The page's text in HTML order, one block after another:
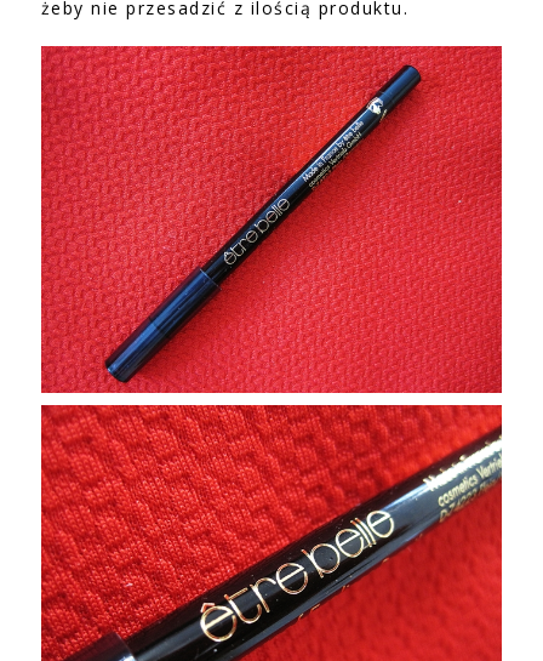
żeby nie przesadzić z ilością produktu.